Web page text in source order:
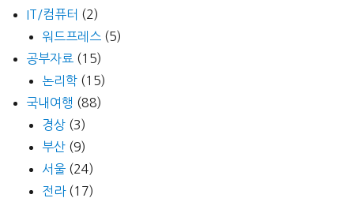
IT/컴퓨터 (2)
워드프레스 (5)
공부자료 (15)
논리학 (15)
국내여행 (88)
경상 (3)
부산 (9)
서울 (24)
전라(17)